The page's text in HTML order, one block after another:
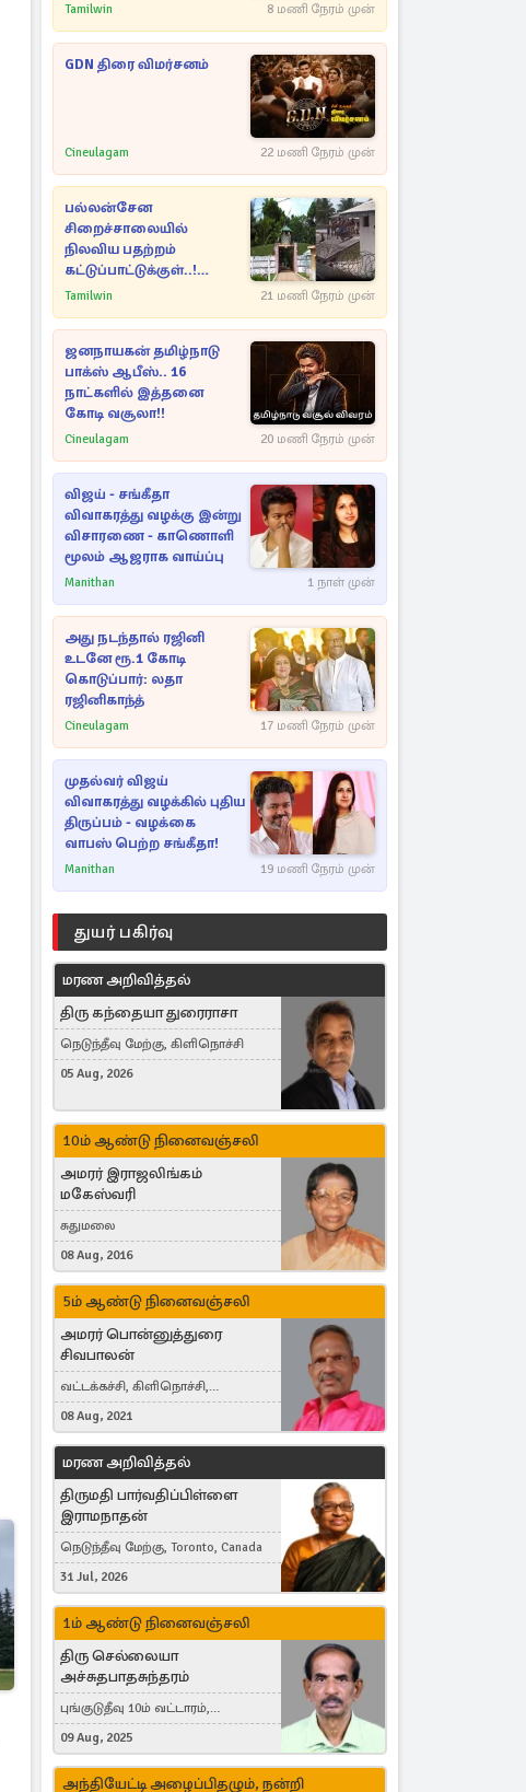
Tamilwin 8 மணி நேரம் முன்
GDN திரை விமர்சனம்
Cineulagam 22 மணி நேரம் முன்
பல்லன்சேன
சிறைச்சாலையில்
நிலவிய பதற்றம்
கட்டுப்பாட்டுக்குள்..!
அதிரடியாக களமிறங்கிய
Tamilwin 21 மணி நேரம் முன்
ஜனநாயகன் தமிழ்நாடு
பாக்ஸ் ஆபீஸ்.. 16
நாட்களில் இத்தனை
கோடி வசூலா!!
Cineulagam 20 மணி நேரம் முன்
விஜய் - சங்கீதா
விவாகரத்து வழக்கு இன்று
விசாரணை - காணொளி
மூலம் ஆஜராக வாய்ப்பு
Manithan 1 நாள் முன்
அது நடந்தால் ரஜினி
உடனே ரூ.1 கோடி
கொடுப்பார்: லதா
ரஜினிகாந்த்
Cineulagam 17 மணி நேரம் முன்
முதல்வர் விஜய்
விவாகரத்து வழக்கில் புதிய
திருப்பம் - வழக்கை
வாபஸ் பெற்ற சங்கீதா!
Manithan 19 மணி நேரம் முன்
துயர் பகிர்வு
மரண அறிவித்தல்
திரு கந்தையா துரைராசா
நெடுந்தீவு மேற்கு, கிளிநொச்சி
05 Aug, 2026
10ம் ஆண்டு நினைவஞ்சலி
அமரர் இராஜலிங்கம்
மகேஸ்வரி
சுதுமலை
08 Aug, 2016
5ம் ஆண்டு நினைவஞ்சலி
அமரர் பொன்னுத்துரை
சிவபாலன்
வட்டக்கச்சி, கிளிநொச்சி,
வட்டக்கச்சி இராமநாதபுரம்
08 Aug, 2021
மரண அறிவித்தல்
திருமதி பார்வதிப்பிள்ளை
இராமநாதன்
நெடுந்தீவு மேற்கு, Toronto, Canada
31 Jul, 2026
1ம் ஆண்டு நினைவஞ்சலி
திரு செல்லையா
அச்சுதபாதசுந்தரம்
புங்குடுதீவு 10ம் வட்டாரம்,
கொள்ளுப்பிட்டி
09 Aug, 2025
அந்தியேட்டி அழைப்பிதழும், நன்றி